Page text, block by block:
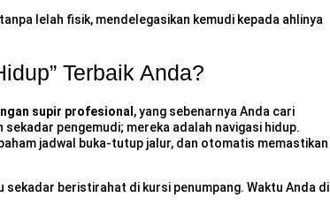
lelah fisik, mendelegasikan kemudi kepada ahlinya
Terbaik Anda?
supir profesional , yang sebenarnya Anda cari
pengemudi; mereka adalah navigasi hidup.
jadwal buka-tutup jalur, dan otomatis memastikan
sekadar beristirahat di kursi penumpang. Waktu Anda di